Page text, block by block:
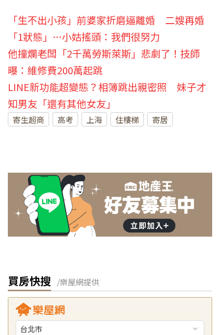
「生不出小孩」前婆家折磨逼離婚 二嫂再婚
「1狀態」…小姑搖頭：我們很努力
他撞爛老闆「2千萬勞斯萊斯」悲劇了！技師
曝：維修費200萬起跳
LINE新功能超變態？相簿跳出親密照 妹子才
知男友「還有其他女友」
寄生超商 高考 上海 住樓梯 寄居
買房快搜 /樂屋網提供